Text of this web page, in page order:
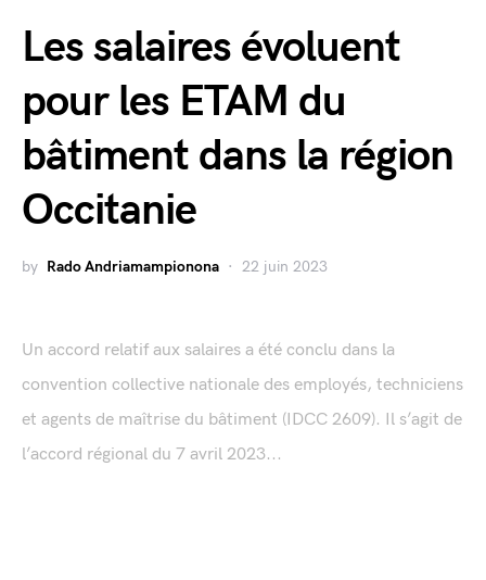
Les salaires évoluent
pour les ETAM du
bâtiment dans la région
Occitanie
by Rado Andriamampionona 22 juin 2023
Un accord relatif aux salaires a été conclu dans la
convention collective nationale des employés, techniciens
et agents de maîtrise du bâtiment (IDCC 2609). Il s’agit de
l’accord régional du 7 avril 2023...